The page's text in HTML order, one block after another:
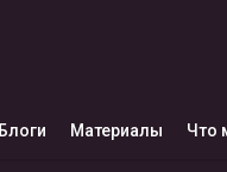
Блоги Материалы Что